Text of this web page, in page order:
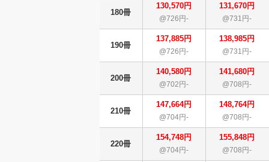
180冊
130,570円
@726円-
131,670円
@731円-
190冊
137,885円
@726円-
138,985円
@731円-
200冊
140,580円
@702円-
141,680円
@708円-
210冊
147,664円
@704円-
148,764円
@708円-
220冊
154,748円
@704円-
155,848円
@708円-